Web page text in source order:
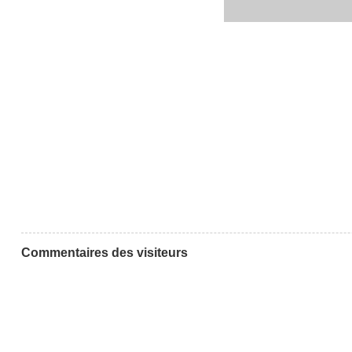
Commentaires des visiteurs